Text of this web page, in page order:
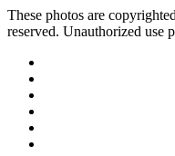
These photos are
reserved. Unauthorized use